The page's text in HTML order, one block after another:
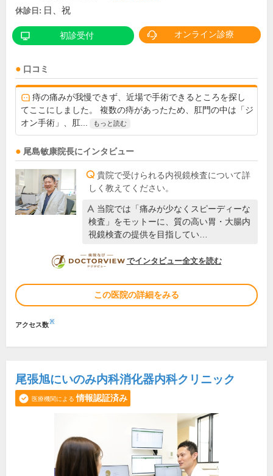
休診日: 日、祝
初診受付 オンライン診療
口コミ
痔の痛みが我慢できず、近場で手術できるところを探し
てここにしました。 複数の痔があったため、肛門の中は「ジ
オン手術」、肛...
もっと読む
尾島敏康院長にインタビュー
貴院で受けられる内視鏡検査について詳
しく教えてください。
当院では「痛みが少なくスピーディーな
検査」をモットーに、質の高い胃・大腸内
視鏡検査の提供を目指してい…
DOCTORVIEW
でインタビュー全文を読む
この医院の詳細をみる
アクセス数※
尾張旭にいのみ内科消化器内科クリニック
医療機関による 情報認証済み